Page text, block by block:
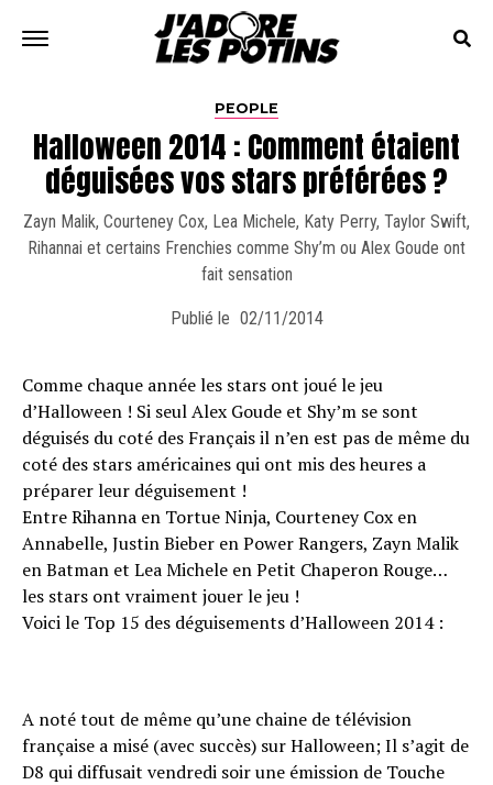
PEOPLE
Halloween 2014 : Comment étaient
déguisées vos stars préférées ?
Zayn Malik, Courteney Cox, Lea Michele, Katy Perry, Taylor Swift,
Rihannai et certains Frenchies comme Shy’m ou Alex Goude ont
fait sensation
Publié le 02/11/2014
Comme chaque année les stars ont joué le jeu
d’Halloween ! Si seul Alex Goude et Shy’m se sont
déguisés du coté des Français il n’en est pas de même du
coté des stars américaines qui ont mis des heures a
préparer leur déguisement !
Entre Rihanna en Tortue Ninja, Courteney Cox en
Annabelle, Justin Bieber en Power Rangers, Zayn Malik
en Batman et Lea Michele en Petit Chaperon Rouge…
les stars ont vraiment jouer le jeu !
Voici le Top 15 des déguisements d’Halloween 2014 :
A noté tout de même qu’une chaine de télévision
française a misé (avec succès) sur Halloween; Il s’agit de
D8 qui diffusait vendredi soir une émission de Touche